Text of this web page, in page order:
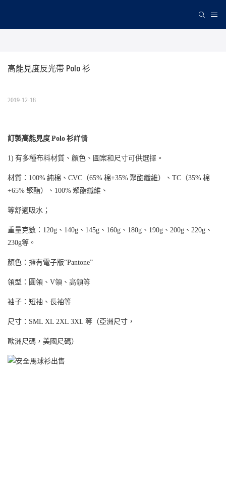
高能見度反光帶 Polo 衫
2019-12-18
訂製高能見度 Polo 衫詳情
1) 有多種布料材質、顏色、圖案和尺寸可供選擇。
材質：100% 純棉、CVC（65% 棉+35% 聚酯纖維）、TC（35% 棉
+65% 聚酯）、100% 聚酯纖維、
等舒適吸水；
重量克數：120g、140g、145g、160g、180g、190g、200g、220g、
230g等。
顏色：擁有電子版“Pantone”
領型：圓領、V領、高領等
袖子：短袖、長袖等
尺寸：SML XL 2XL 3XL 等（亞洲尺寸，
歐洲尺碼，美國尺碼）